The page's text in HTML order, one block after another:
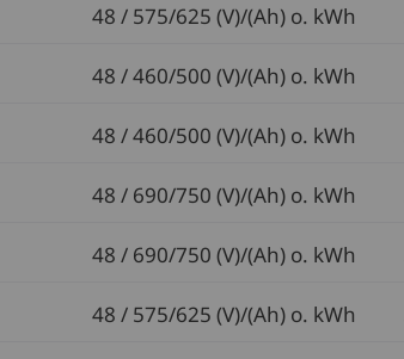
48 / 575/625 (V)/(Ah) o. kWh
48 / 460/500 (V)/(Ah) o. kWh
48 / 460/500 (V)/(Ah) o. kWh
48 / 690/750 (V)/(Ah) o. kWh
48 / 690/750 (V)/(Ah) o. kWh
48 / 575/625 (V)/(Ah) o. kWh